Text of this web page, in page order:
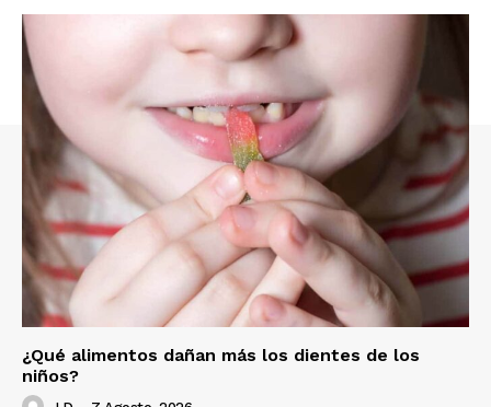
¿Qué alimentos dañan más los dientes de los
niños?